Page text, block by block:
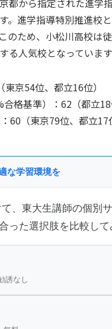
都から指定された進学
。進学指導特別推進校
のため、小松川高校は
人気校となっています
京54位、都立16位）
格基準）：62（都立18
60（東京79位、都立17
な学習環境を
、東大生講師の個別
った選択肢を比較して
誘なし